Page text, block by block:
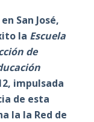
San José,
la Escuela
de
impulsada
de esta
la la Red de